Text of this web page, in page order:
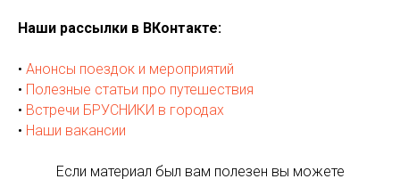
Наши рассылки в ВКонтакте:
• Анонсы поездок и мероприятий
• Полезные статьи про путешествия
• Встречи БРУСНИКИ в городах
• Наши вакансии
Если материал был вам полезен вы можете